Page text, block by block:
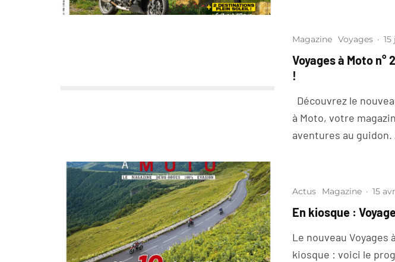
Magazine Voyages ·
Voyages à Moto n°
!
Découvrez le
à Moto, votre
aventures au
Actus Magazine · 15
En kiosque :
Le nouveau Voyages
kiosque : voici le